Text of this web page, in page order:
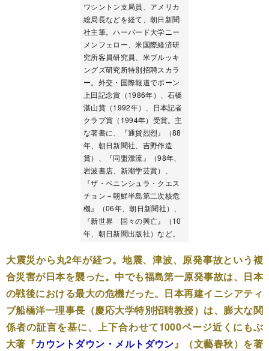
ワシントン支局員、アメリカ
総局長などを経て、朝日新聞
社主筆。ハーバード大学ニー
メンフェロー、米国際経済研
究所客員研究員、米ブルッキ
ングズ研究所特別招聘スカラ
ー。外交・国際報道でボーン
上田記念賞（1986年）、石橋
湛山賞（1992年）、日本記者
クラブ賞（1994年）受賞。主
な著書に、『通貨烈烈』（88
年、朝日新聞社、吉野作造
賞）、『同盟漂流』（98年、
岩波書店、新潮学芸賞）、
『ザ・ペニンシュラ・クエス
チョン－朝鮮半島第二次核危
機』（06年、朝日新聞社）、
『新世界 国々の興亡』（10
年、朝日新聞出版社）など。
大震災から丸2年が経つ。地震、津波、原発事故という複
合災害が日本を襲った。中でも福島第一原発事故は、日本
の戦後における最大の危機だった。日本再建イニシアティ
ブ船橋洋一理事長（慶応大学特別招聘教授）は、膨大な関
係者の証言を基に、上下合わせて1000ページ近くにもぶ
大著『カウントダウン・メルトダウン』（文藝春秋）を著